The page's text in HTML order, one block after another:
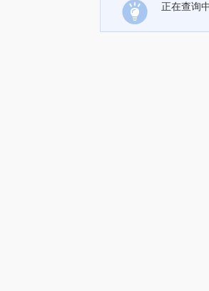
正在查询